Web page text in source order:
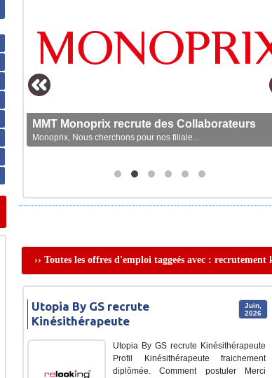
MMT Monoprix recrute des Collaborateurs
Monoprix, Nous cherchons pour nos filiale...
›› Toutes les offres d'emploi taggeés avec : recrutement
Juin,
2026
Utopia By GS recrute
Kinésithérapeute
Utopia By GS recrute Kinésithérapeute
Profil Kinésithérapeute fraichement
diplômée. Comment postuler Merci